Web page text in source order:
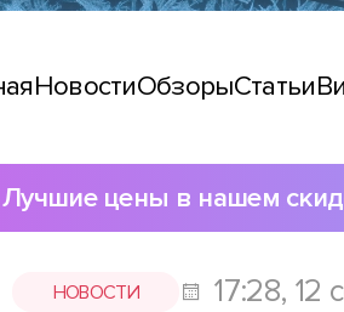
НовостиОбзорыСтатьи
Лучшие цены в нашем
НОВОСТИ 17:28, 12